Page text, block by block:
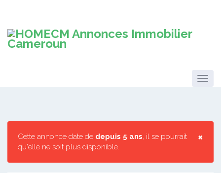
×
Cette annonce date de depuis 5 ans, il se pourrait
qu'elle ne soit plus disponible.